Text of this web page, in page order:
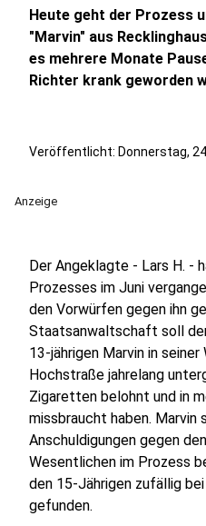
Heute geht der Prozess
"Marvin" aus
es mehrere Monate
Richter krank geworden
Veröffentlicht: Donnerstag,
Anzeige
Der Angeklagte - Lars H. -
Prozesses im Juni
den Vorwürfen gegen ihn
Staatsanwaltschaft soll
13-jährigen Marvin in seiner
Hochstraße jahrelang
Zigaretten belohnt und in
missbraucht haben.
Anschuldigungen gegen
Wesentlichen im Prozess
den 15-Jährigen zufällig
gefunden.